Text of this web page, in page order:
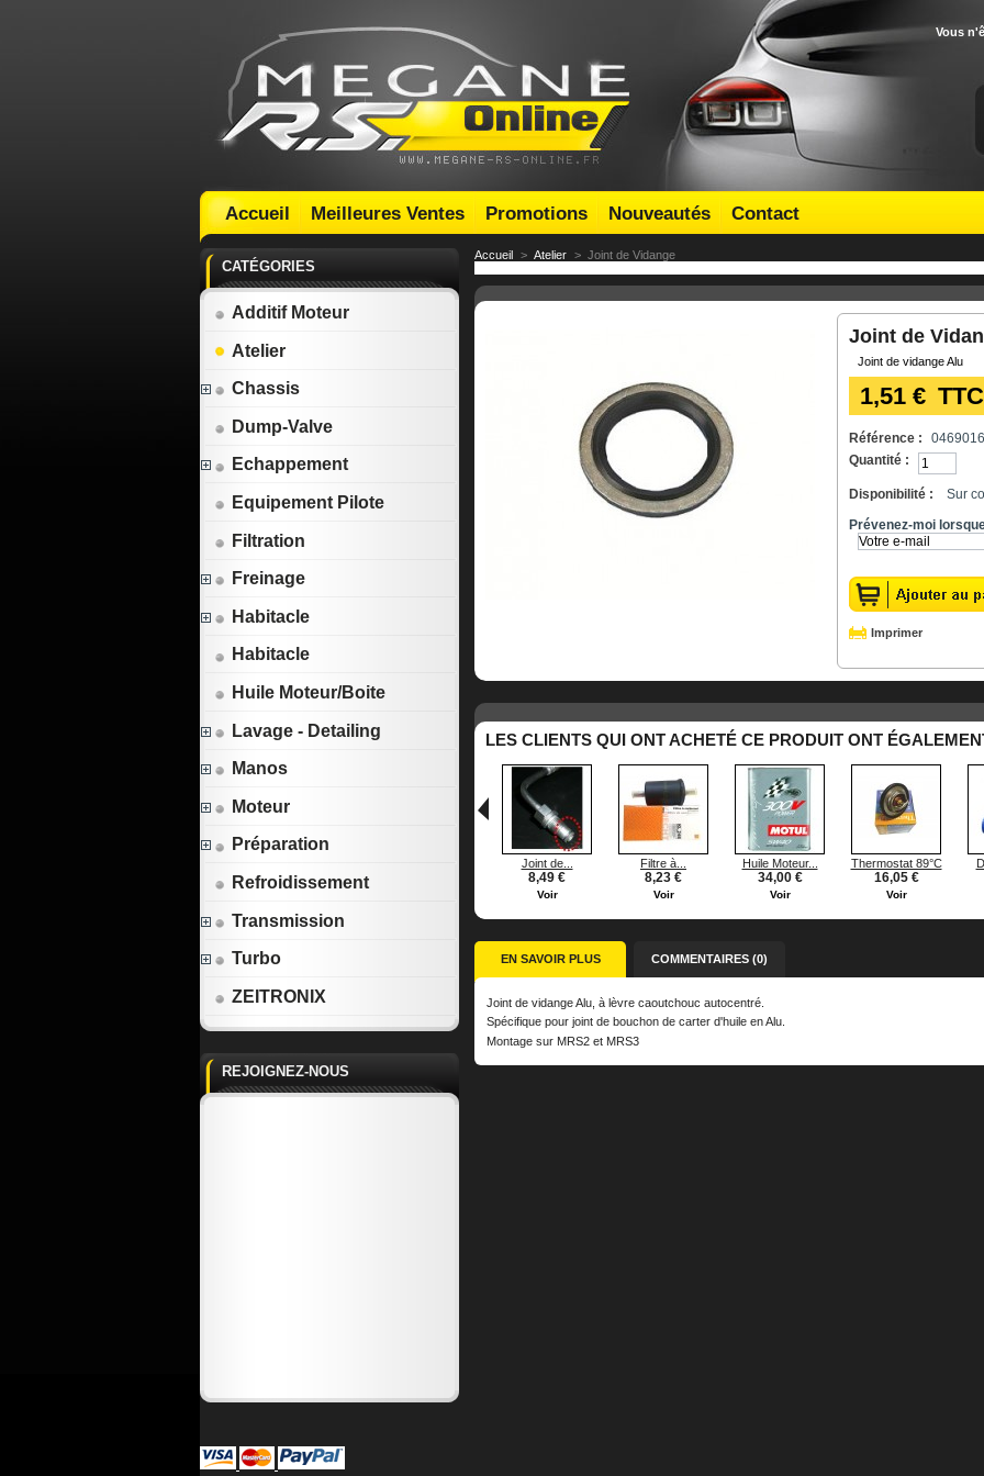
Vous
Accueil Meilleures Ventes Promotions Nouveautés Contact
CATÉGORIES
Additif Moteur
Atelier
Chassis
Dump-Valve
Echappement
Equipement Pilote
Filtration
Freinage
Habitacle
Habitacle
Huile Moteur/Boite
Lavage - Detailing
Manos
Moteur
Préparation
Refroidissement
Transmission
Turbo
ZEITRONIX
REJOIGNEZ-NOUS
Accueil > Atelier > Joint de Vidange
Joint de
Joint de vidange Alu
1,51 € TTC
Référence :
0469016
Quantité :
Disponibilité : Sur
Prévenez-moi
Imprimer
LES CLIENTS QUI ONT ACHETÉ CE PRODUIT ONT
Joint de...
8,49 €
Voir
Filtre à...
8,23 €
Voir
Huile Moteur...
34,00 €
Voir
Thermostat 89°C
16,05 €
Voir
EN SAVOIR PLUS COMMENTAIRES (0)
Joint de vidange Alu, à lèvre caoutchouc autocentré.
Spécifique pour joint de bouchon de carter d'huile en Alu.
Montage sur MRS2 et MRS3